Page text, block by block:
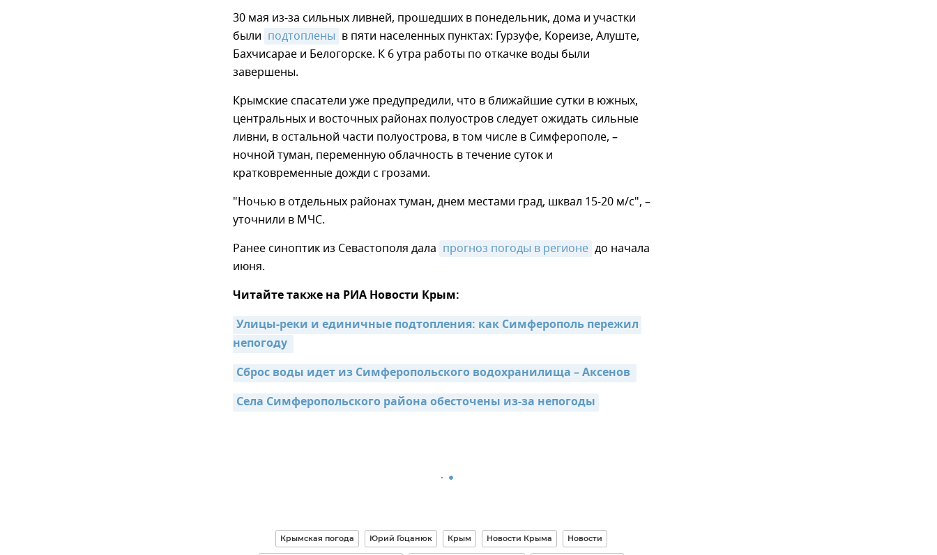
30 мая из-за сильных ливней, прошедших в понедельник, дома и участки
были подтоплены в пяти населенных пунктах: Гурзуфе, Кореизе, Алуште,
Бахчисарае и Белогорске. К 6 утра работы по откачке воды были
завершены.
Крымские спасатели уже предупредили, что в ближайшие сутки в южных,
центральных и восточных районах полуостров следует ожидать сильные
ливни, в остальной части полуострова, в том числе в Симферополе, –
ночной туман, переменную облачность в течение суток и
кратковременные дожди с грозами.
"Ночью в отдельных районах туман, днем местами град, шквал 15-20 м/с", –
уточнили в МЧС.
Ранее синоптик из Севастополя дала прогноз погоды в регионе до начала
июня.
Читайте также на РИА Новости Крым:
Улицы-реки и единичные подтопления: как Симферополь пережил
непогоду
Сброс воды идет из Симферопольского водохранилища – Аксенов
Села Симферопольского района обесточены из-за непогоды
Крымская погода Юрий Гоцанюк Крым Новости Крыма Новости